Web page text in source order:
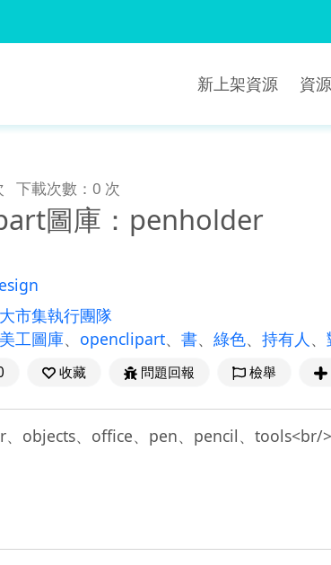
新上架資源 資
下載次數：0 次
圖庫：penholder
市集執行團隊
工圖庫、 openclipart、 書、 綠色、 持有人 、
收藏 問題回報 檢舉
objects、office、pen、pencil、tools<br/